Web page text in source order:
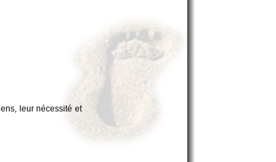
leur nécessité et